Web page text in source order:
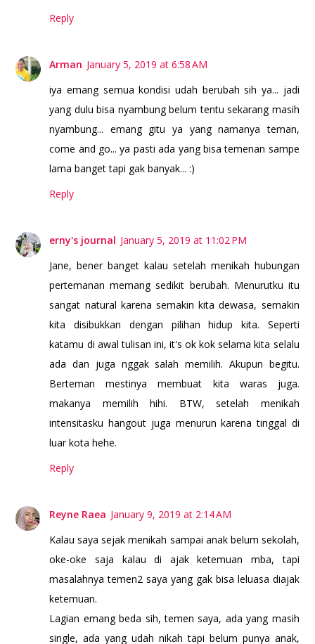
Reply
Arman January 5, 2019 at 6:58 AM
iya emang semua kondisi udah berubah sih ya... jadi
yang dulu bisa nyambung belum tentu sekarang masih
nyambung... emang gitu ya yang namanya teman,
come and go... ya pasti ada yang bisa temenan sampe
lama banget tapi gak banyak... :)
Reply
erny's journal January 5, 2019 at 11:02 PM
Jane, bener banget kalau setelah menikah hubungan
pertemanan memang sedikit berubah. Menurutku itu
sangat natural karena semakin kita dewasa, semakin
kita disibukkan dengan pilihan hidup kita. Seperti
katamu di awal tulisan ini, it's ok kok selama kita selalu
ada dan juga nggak salah memilih. Akupun begitu.
Berteman mestinya membuat kita waras juga.
makanya memilih hihi. BTW, setelah menikah
intensitasku hangout juga menurun karena tinggal di
luar kota hehe.
Reply
Reyne Raea January 9, 2019 at 2:14 AM
Kalau saya sejak menikah sampai anak belum sekolah,
oke-oke saja kalau di ajak ketemuan mba, tapi
masalahnya temen2 saya yang gak bisa leluasa diajak
ketemuan.
Lagian emang beda sih, temen saya, ada yang masih
single, ada yang udah nikah tapi belum punya anak,